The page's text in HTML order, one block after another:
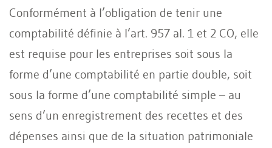
Conformément à l’obligation de tenir une
comptabilité définie à l’art. 957 al. 1 et 2 CO, elle
est requise pour les entreprises soit sous la
forme d’une comptabilité en partie double, soit
sous la forme d’une comptabilité simple – au
sens d’un enregistrement des recettes et des
dépenses ainsi que de la situation patrimoniale